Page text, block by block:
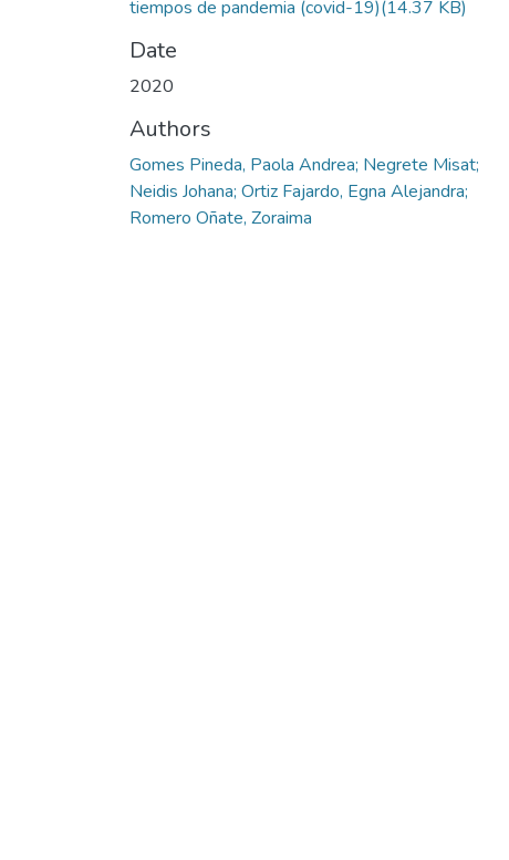
tiempos de pandemia (covid-19)(14.37 KB)
Date
2020
Authors
Gomes Pineda, Paola Andrea; Negrete Misat;
Neidis Johana; Ortiz Fajardo, Egna Alejandra;
Romero Oñate, Zoraima